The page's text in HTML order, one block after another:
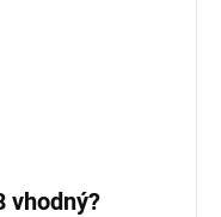
vhodný?